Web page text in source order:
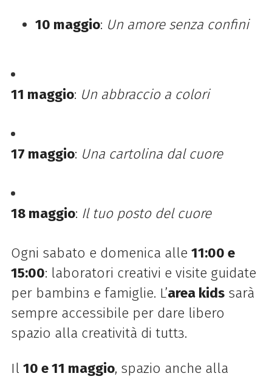
10 maggio: Un amore senza confini
11 maggio: Un abbraccio a colori
17 maggio: Una cartolina dal cuore
18 maggio: Il tuo posto del cuore
Ogni sabato e domenica alle 11:00 e
15:00: laboratori creativi e visite guidate
per bambinɜ e famiglie. L’area kidssarà
sempre accessibile per dare libero
spazio alla creatività di tuttɜ.
Il 10 e 11 maggio, spazio anche alla